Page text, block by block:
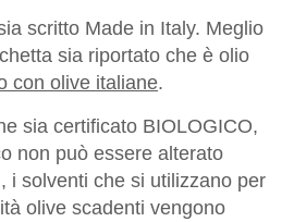
scritto Made in Italy. Meglio
sia riportato che è olio
con olive italiane.
sia certificato BIOLOGICO,
non può essere alterato
i solventi che si utilizzano per
olive scadenti vengono